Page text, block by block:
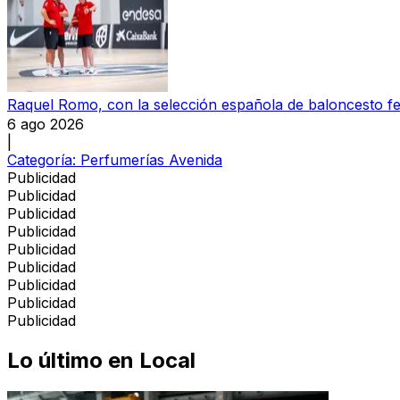
Raquel Romo, con la selección española de baloncesto
6 ago 2026
Categoría: Perfumerías Avenida
Publicidad
Publicidad
Publicidad
Publicidad
Publicidad
Publicidad
Publicidad
Publicidad
Publicidad
Lo último en Local